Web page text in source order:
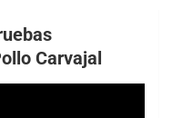
Carvajal